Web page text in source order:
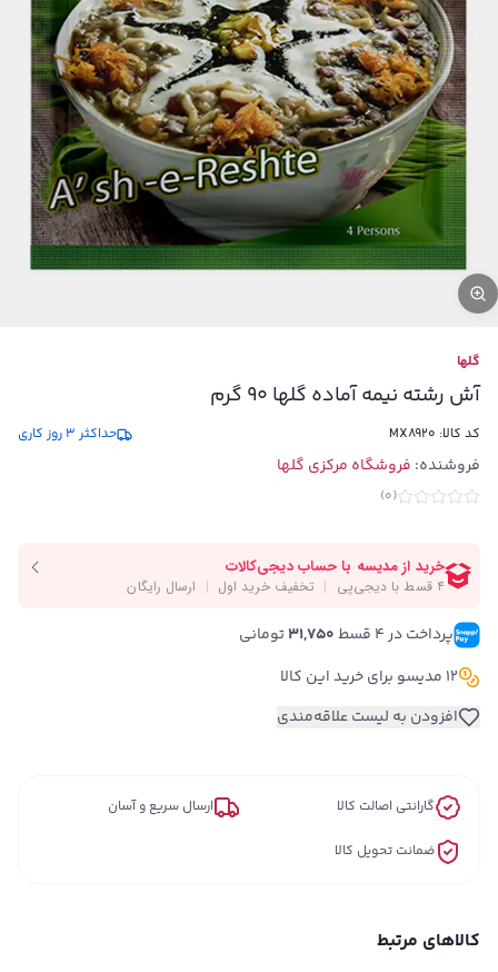
گلها
آش رشته نیمه آماده گلها 90 گرم
کد کالا: MX8920 حداکثر 3 روز کاری
فروشنده: فروشگاه مرکزی گلها
(
0
)
پرداخت در ۴ قسط 31,750 تومانی
12 مدیسو برای خرید این کالا
افزودن به لیست علاقه‌مندی
گارانتی اصالت کالا ارسال سریع و آسان
ضمانت تحویل کالا
کالاهای مرتبط